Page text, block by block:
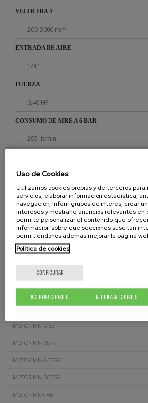
VELOCIDAD
200-3000 rpm
ENTRADA DE AIRE
1/4''
FUERZA
0,40 HP
CONSUMO DE AIRE A 6 BAR
295 lit/min.
DESCARGAS RELACIONADAS
Motor MN-37
AGITADORES NEUMÁTICOS
CONJUNTO AGITADORES Y TRANSVASE
MOTORES
MOTOR MN-37
MOTOR MN-65
MOTOR MN-2/65
MOTOR MN-65RR
MOTOR MN-2/65RR
MOTOR MN-3/65RR
MOTOR MNA-65
Uso de Cookies
Utilizamos cookies propias y de terceros para
servicios, elaborar información estadística,
navegación, inferir grupos de interés, crear
intereses y mostrarle anuncios relevantes en
permite personalizar el contenido que
información sobre qué secciones suscitan
permitiéndonos además mejorar la página
Política de cookies
CONFIGURAR
RECHAZAR COOKIES
ACEPTAR COOKIES